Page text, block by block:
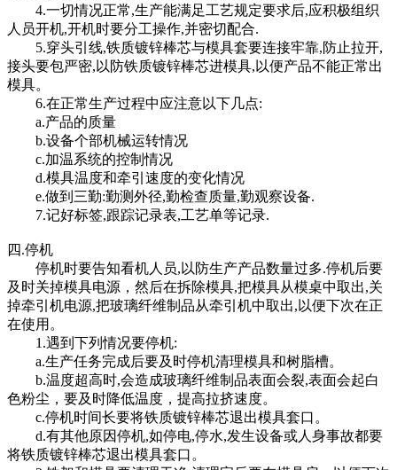
4.一切情况正常,生产能满足工艺规定要求后,应积极组织
人员开机,开机时要分工操作,并密切配合.
5.穿头引线,铁质镀锌棒芯与模具套要连接牢靠,防止拉开,
接头要包严密,以防铁质镀锌棒芯进模具,以便产品不能正常出
模具。
6.在正常生产过程中应注意以下几点:
a.产品的质量
b.设备个部机械运转情况
c.加温系统的控制情况
d.模具温度和牵引速度的变化情况
e.做到三勤:勤测外径,勤检查质量,勤观察设备.
7.记好标签,跟踪记录表,工艺单等记录.
四.停机
停机时要告知看机人员,以防生产产品数量过多.停机后要
及时关掉模具电源，然后在拆除模具,把模具从模桌中取出,关
掉牵引机电源,把玻璃纤维制品从牵引机中取出,以便下次在正
在使用。
1.遇到下列情况要停机:
a.生产任务完成后要及时停机清理模具和树脂槽。
b.温度超高时,会造成玻璃纤维制品表面会裂,表面会起白
色粉尘，要及时降低温度，提高拉挤速度。
c.停机时间长要将铁质镀锌棒芯退出模具套口。
d.有其他原因停机,如停电,停水,发生设备或人身事故都要
将铁质镀锌棒芯退出模具套口。